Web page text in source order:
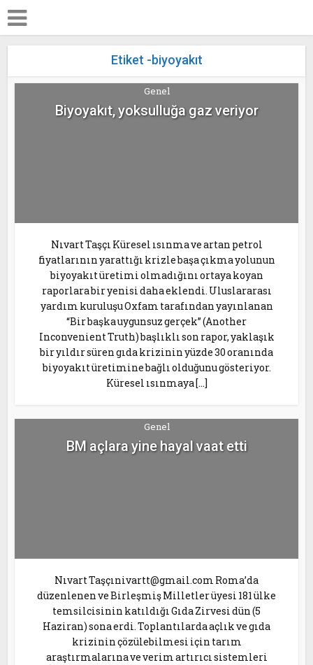
Etiket -biyoyakıt
Genel
Biyoyakıt, yoksulluğa gaz veriyor
Nıvart Taşçı Küresel ısınma ve artan petrol
fiyatlarının yarattığı krizle başa çıkma yolunun
biyoyakıt üretimi olmadığını ortaya koyan
raporlara bir yenisi daha eklendi. Uluslararası
yardım kuruluşu Oxfam tarafından yayınlanan
“Bir başka uygunsuz gerçek” (Another
Inconvenient Truth) başlıklı son rapor, yaklaşık
bir yıldır süren gıda krizinin yüzde 30 oranında
biyoyakıt üretimine bağlı olduğunu gösteriyor.
Küresel ısınmaya […]
Genel
BM açlara yine hayal vaat etti
Nıvart Taşçınivartt@gmail.com Roma’da
düzenlenen ve Birleşmiş Milletler üyesi 181 ülke
temsilcisinin katıldığı Gıda Zirvesi dün (5
Haziran) sona erdi. Toplantılarda açlık ve gıda
krizinin çözülebilmesi için tarım
araştırmalarına ve verim artırıcı sistemleri